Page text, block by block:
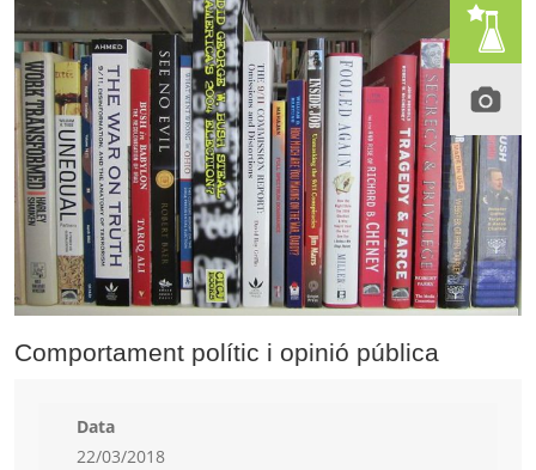
Comportament polític i opinió pública
Data
22/03/2018